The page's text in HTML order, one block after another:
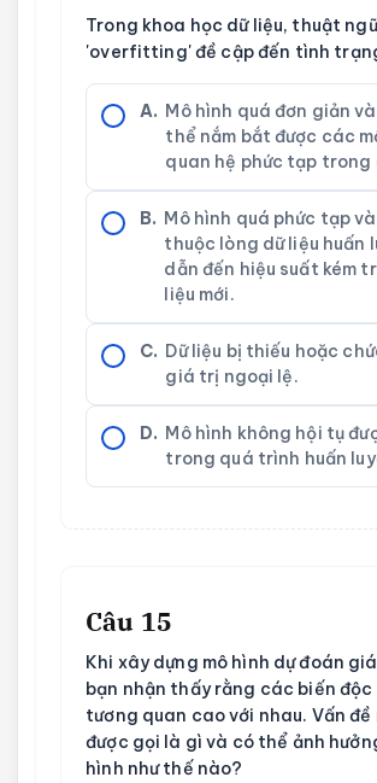
Trong khoa học dữ liệu, thuật ngữ
'overfitting' đề cập đến tình
A. Mô hình quá đơn giản
thể nắm bắt được các
quan hệ phức tạp trong
B. Mô hình quá phức tạp
thuộc lòng dữ liệu huấn
dẫn đến hiệu suất kém
liệu mới.
C. Dữ liệu bị thiếu hoặc
giá trị ngoại lệ.
D. Mô hình không hội tụ
trong quá trình huấn
Câu 15
Khi xây dựng mô hình dự đoán
bạn nhận thấy rằng các biến độc
tương quan cao với nhau. Vấn đề
được gọi là gì và có thể ảnh
hình như thế nào?